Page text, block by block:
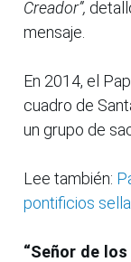
Creador”,
mensaje.
En 2014, el
cuadro de
un grupo de
Lee también:
pontificios
“Señor de